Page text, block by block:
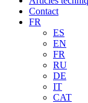
Contact
FR
ES
EN
FR
RU
DE
IT
CAT